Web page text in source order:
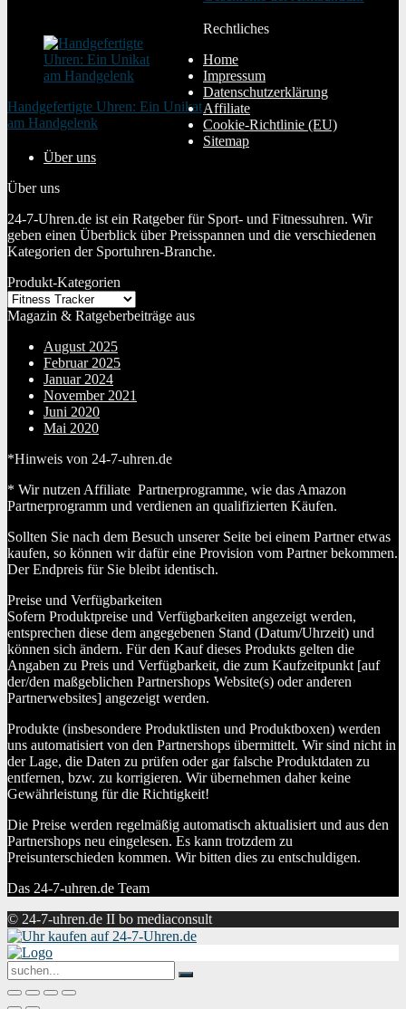
Handgefertigte Uhren: Ein Unikat
am Handgelenk
Rechtliches
Home
Impressum
Datenschutzerklärung
Affiliate
Cookie-Richtlinie (EU)
Sitemap
Über uns
Über uns
24-7-Uhren.de ist ein Ratgeber für Sport- und Fitnessuhren. Wir
geben einen Überblick über Preisspannen und die verschiedenen
Kategorien der Sportuhren-Branche.
Produkt-Kategorien
Magazin & Ratgeberbeiträge aus
August 2025
Februar 2025
Januar 2024
November 2021
Juni 2020
Mai 2020
*Hinweis von 24-7-uhren.de
* Wir nutzen Affiliate Partnerprogramme, wie das Amazon
Partnerprogramm und verdienen an qualifizierten Käufen.
Sollten Sie nach dem Besuch unserer Seite bei einem Partner etwas
kaufen, so können wir dafür eine Provision vom Partner bekommen.
Der Endpreis für Sie bleibt identisch.
Preise und Verfügbarkeiten
Sofern Produktpreise und Verfügbarkeiten angezeigt werden,
entsprechen diese dem angegebenen Stand (Datum/Uhrzeit) und
können sich ändern. Für den Kauf dieses Produkts gelten die
Angaben zu Preis und Verfügbarkeit, die zum Kaufzeitpunkt [auf
der/den maßgeblichen Partnershops Website(s) oder anderen
Partnerwebsites] angezeigt werden.
Produkte (insbesondere Produktlisten und Produktboxen) werden
uns automatisiert von den Partnershops übermittelt. Wir sind nicht in
der Lage, die Daten zu prüfen oder gar falsche Produktdaten zu
entfernen, bzw. zu korrigieren. Wir übernehmen daher keine
Gewährleistung für die Richtigkeit!
Die Preise werden regelmäßig automatisch aktualisiert und aus den
Partnershops neu eingelesen. Es kann trotzdem zu
Preisunterschieden kommen. Wir bitten dies zu entschuldigen.
Das 24-7-uhren.de Team
© 24-7-uhren.de II bo mediaconsult